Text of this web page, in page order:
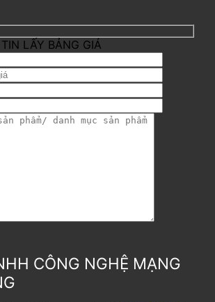
LẤY BẢNG GIÁ
CÔNG NGHỆ MẠNG